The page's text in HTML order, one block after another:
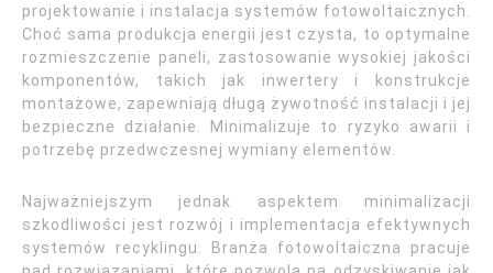
projektowanie i instalacja systemów fotowoltaicznych.
Choć sama produkcja energii jest czysta, to optymalne
rozmieszczenie paneli, zastosowanie wysokiej jakości
komponentów, takich jak inwertery i konstrukcje
montażowe, zapewniają długą żywotność instalacji i jej
bezpieczne działanie. Minimalizuje to ryzyko awarii i
potrzebę przedwczesnej wymiany elementów.
Najważniejszym jednak aspektem minimalizacji
szkodliwości jest rozwój i implementacja efektywnych
systemów recyklingu. Branża fotowoltaiczna pracuje